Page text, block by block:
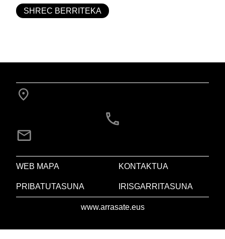
SHREC BERRITEKA
WEB MAPA KONTAKTUA
PRIBATUTASUNA IRISGARRITASUNA
www.arrasate.eus